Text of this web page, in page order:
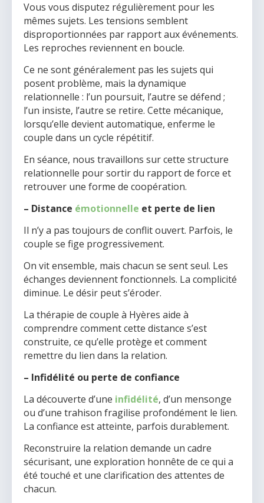
Vous vous disputez régulièrement pour les
mêmes sujets. Les tensions semblent
disproportionnées par rapport aux événements.
Les reproches reviennent en boucle.
Ce ne sont généralement pas les sujets qui
posent problème, mais la dynamique
relationnelle : l’un poursuit, l’autre se défend ;
l’un insiste, l’autre se retire. Cette mécanique,
lorsqu’elle devient automatique, enferme le
couple dans un cycle répétitif.
En séance, nous travaillons sur cette structure
relationnelle pour sortir du rapport de force et
retrouver une forme de coopération.
– Distance émotionnelle et perte de lien
Il n’y a pas toujours de conflit ouvert. Parfois, le
couple se fige progressivement.
On vit ensemble, mais chacun se sent seul. Les
échanges deviennent fonctionnels. La complicité
diminue. Le désir peut s’éroder.
La thérapie de couple à Hyères aide à
comprendre comment cette distance s’est
construite, ce qu’elle protège et comment
remettre du lien dans la relation.
– Infidélité ou perte de confiance
La découverte d’une infidélité, d’un mensonge
ou d’une trahison fragilise profondément le lien.
La confiance est atteinte, parfois durablement.
Reconstruire la relation demande un cadre
sécurisant, une exploration honnête de ce qui a
été touché et une clarification des attentes de
chacun.